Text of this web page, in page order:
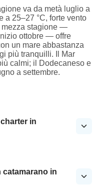
va da metà luglio a
a 25–27 °C, forte vento
mezza stagione —
ottobre — offre
un mare abbastanza
più tranquilli. Il Mar
calmi; il Dodecaneso e
a settembre.
in
catamarano in